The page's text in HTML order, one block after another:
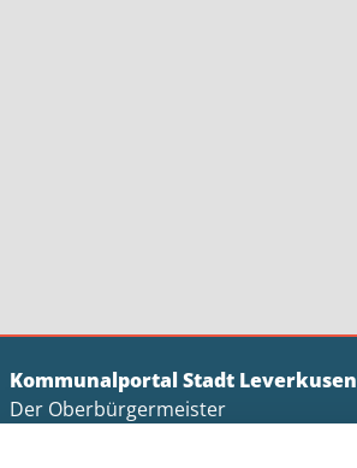
Kommunalportal Stadt Leverkusen
Der Oberbürgermeister